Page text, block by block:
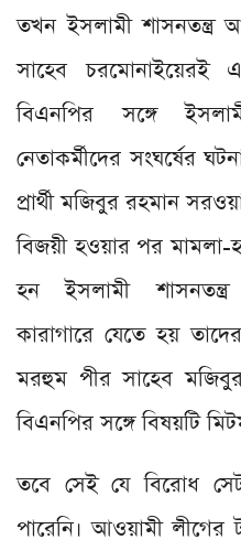
তখন ইসলামী শাসনতন্ত্র
সাহেব চরমোনাইয়েরই
বিএনপির সঙ্গে
নেতাকর্মীদের সংঘর্ষের
প্রার্থী মজিবুর রহমান
বিজয়ী হওয়ার পর
হন ইসলামী শাসনতন্ত্র
কারাগারে যেতে হয়
মরহুম পীর সাহেব
বিএনপির সঙ্গে বিষয়টি
তবে সেই যে বিরোধ
পারেনি। আওয়ামী লীগের